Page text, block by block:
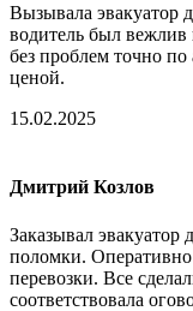
Вызывала эвакуатор
водитель был вежлив
без проблем точно по
ценой.
15.02.2025
Дмитрий Козлов
Заказывал эвакуатор
поломки.
перевозки. Все
соответствовала